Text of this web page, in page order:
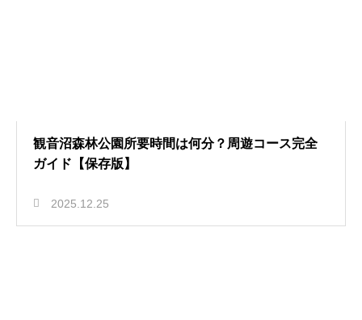
観音沼森林公園所要時間は何分？周遊コース完全
ガイド【保存版】
2025.12.25